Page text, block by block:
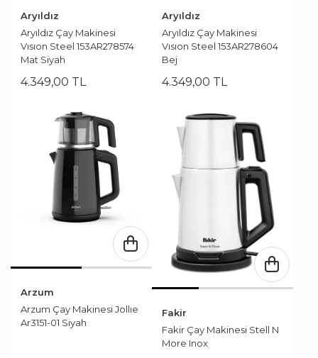
Aryıldız
Aryıldız Çay Makinesi
Vısıon Steel 153AR278574
Mat Siyah
4.349,00 TL
Aryıldız
Aryıldız Çay Makinesi
Vısıon Steel 153AR278604
Bej
4.349,00 TL
Arzum
Arzum Çay Makinesi Jollıe
Ar3151-01 Siyah
Fakir
Fakir Çay Makinesi Stell N
More Inox